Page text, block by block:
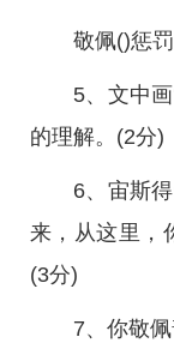
敬佩()惩
5、文中
的理解。(2分)
6、宙斯
来，从这里，
(3分)
7、你敬